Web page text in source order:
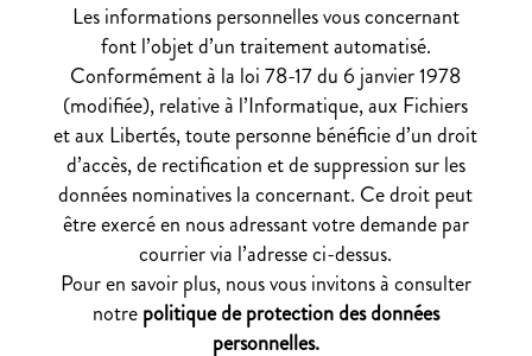
Les informations personnelles vous concernant
font l’objet d’un traitement automatisé.
Conformément à la loi 78-17 du 6 janvier 1978
(modifiée), relative à l’Informatique, aux Fichiers
et aux Libertés, toute personne bénéficie d’un droit
d’accès, de rectification et de suppression sur les
données nominatives la concernant. Ce droit peut
être exercé en nous adressant votre demande par
courrier via l’adresse ci-dessus.
Pour en savoir plus, nous vous invitons à consulter
notrepolitique de protection des données
personnelles.